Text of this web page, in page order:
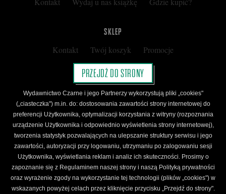
SKLEP
Kontakt Twój koszyk
Promocje
Kup kartę podarunkową
Nota prawna
Regulamin
Polityka prywatności
Regulamin Klubu Czarnego
Regulamin Karty Podarunkowej
ŚLEDŹ CZARNE
Facebook YouTube Instagram Newsletter
PRZEJDŹ DO STRONY
Wydawnictwo Czarne i jego Partnerzy wykorzystują pliki „cookies"
(„ciasteczka") m.in. do: dostosowania zawartości strony internetowej do
preferencji Użytkownika, optymalizacji korzystania z witryny (rozpoznania
urządzenie Użytkownika i odpowiednio wyświetlenia strony internetowej),
tworzenia statystyk pozwalających na ulepszanie struktury serwisu i jego
zawartości, autoryzacji przy logowaniu, utrzymaniu po zalogowaniu sesji
Użytkownika, wyświetlania reklam i analiz ich skuteczności. Prosimy o
zapoznanie się z Regulaminem naszej strony i naszą Polityką prywatności
oraz wyrażenie zgody na wykorzystanie tej technologii (plików „cookies") w
wskazanych powyżej celach przez kliknięcie przycisku „Przejdź do strony".